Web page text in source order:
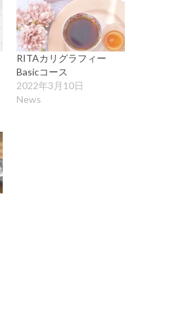
RITAカリグラフィー
Basicコース
2022年3月10日
News